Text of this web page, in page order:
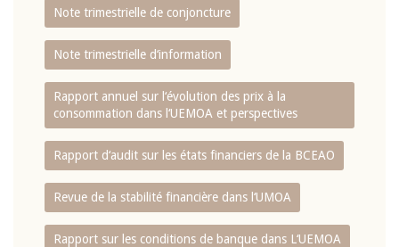
Note trimestrielle de conjoncture
Note trimestrielle d‘information
Rapport annuel sur l‘évolution des prix à la
consommation dans l‘UEMOA et perspectives
Rapport d‘audit sur les états financiers de la BCEAO
Revue de la stabilité financière dans l‘UMOA
Rapport sur les conditions de banque dans L‘UEMOA